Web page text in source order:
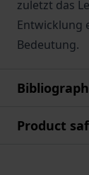
zuletzt das
Entwicklung
Bedeutung.
Product